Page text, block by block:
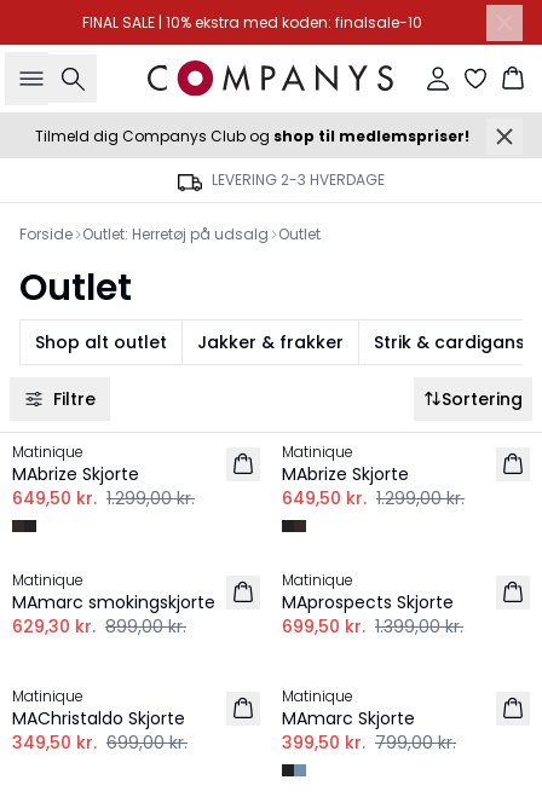
FINAL SALE | 10% ekstra med koden: finalsale-10
Søg Log ind
Tilmeld dig Companys Club og shop til medlemspriser!
LEVERING 2-3 HVERDAGE
Forside Outlet: Herretøj på udsalg Outlet
Outlet
Shop alt outlet Jakker & frakker Strik & cardigans
Filtre Sortering
-50%
Matinique
MAbrize Skjorte
649,50 kr. 1.299,00 kr.
Matinique
MAbrize Skjorte
649,50 kr. 1.299,00 kr.
-30%
Matinique
MAmarc smokingskjorte
629,30 kr. 899,00 kr.
-50%
Matinique
MAprospects Skjorte
699,50 kr. 1.399,00 kr.
Matinique
MAChristaldo Skjorte
349,50 kr. 699,00 kr.
Matinique
MAmarc Skjorte
399,50 kr. 799,00 kr.
-50%